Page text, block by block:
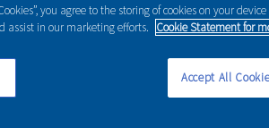
you agree to the storing of cookies on your
assist in our marketing efforts. Cookie Statement for
Accept All